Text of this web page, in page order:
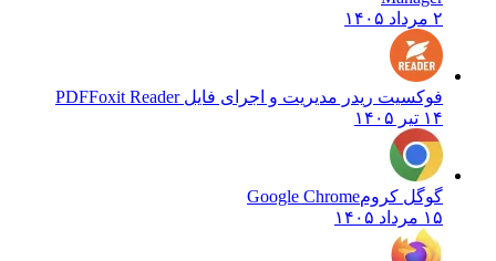
۲ مرداد ۱۴۰۵
فوکسیت ریدر مدیریت و اجرای فایل PDFFoxit Reader
۱۴ تیر ۱۴۰۵
گوگل کرومGoogle Chrome
۱۵ مرداد ۱۴۰۵